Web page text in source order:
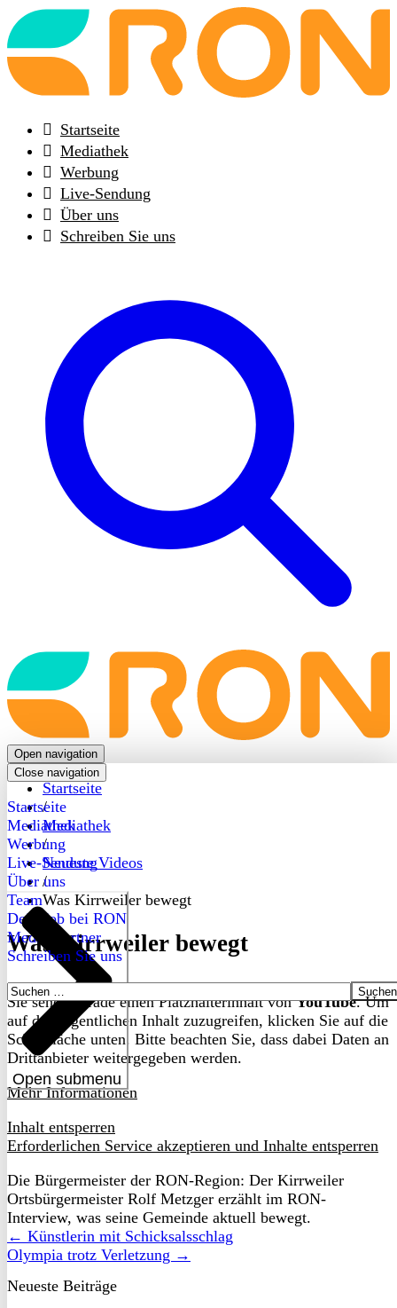
Back
to
frontpage
Startseite
Mediathek
Werbung
Live-Sendung
Über uns
Schreiben Sie uns
Back
to
frontpage
Open navigation
Close navigation
Startseite
Mediathek
Werbung
Live-Sendung
Über uns
Open submenu
Team
Dein Job bei RON
Medienpartner
Schreiben Sie uns
Suchen
nach:
Startseite
/
Mediathek
/
Neueste Videos
/
Was Kirrweiler bewegt
Was Kirrweiler bewegt
Sie sehen gerade einen Platzhalterinhalt vonYouTube. Um
auf den eigentlichen Inhalt zuzugreifen, klicken Sie auf die
Schaltfläche unten. Bitte beachten Sie, dass dabei Daten an
Drittanbieter weitergegeben werden.
Mehr Informationen
Inhalt entsperren
Erforderlichen Service akzeptieren und Inhalte entsperren
Die Bürgermeister der RON-Region: Der Kirrweiler
Ortsbürgermeister Rolf Metzger erzählt im RON-
Interview, was seine Gemeinde aktuell bewegt.
← Künstlerin mit Schicksalsschlag
Olympia trotz Verletzung →
Neueste Beiträge